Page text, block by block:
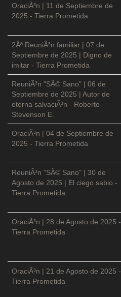
OraciÃ³n | 11 de Septiembre de
2025 - Tierra Prometida
2Âª ReuniÃ³n familiar | 07 de
Septiembre de 2025 | Digno de
imitar - Tierra Prometida
ReuniÃ³n "SÃ© Sano" | 06 de
Septiembre de 2025 | Autor de
eterna salvaciÃ³n - Roberto
Stevenson E.
OraciÃ³n | 04 de Septiembre de
2025 - Tierra Prometida
ReuniÃ³n "SÃ© Sano" | 30 de
Agosto de 2025 | El ciego sabio -
Tierra Prometida
OraciÃ³n | 28 de Agosto de 2025 -
Tierra Prometida
OraciÃ³n | 21 de Agosto de 2025 -
Tierra Prometida